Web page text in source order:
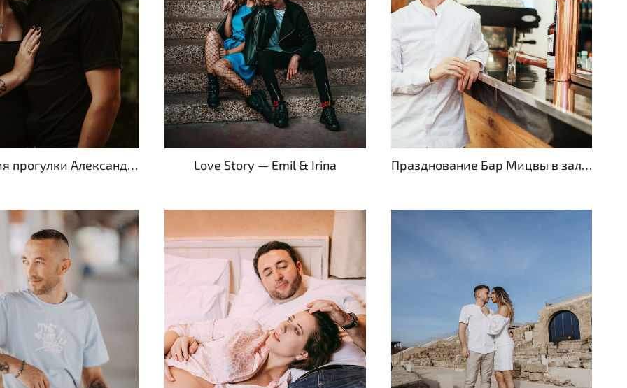
Фотосессия прогулки Александра и Марии в ожидании чуда Love Story — Emil & Irina Празднование Бар Мицвы в зале торжеств «Ораним», Хайфа